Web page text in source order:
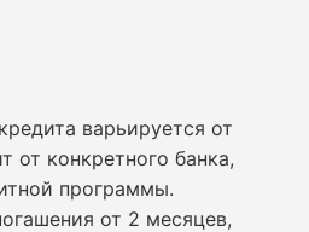
варьируется от
от конкретного банка,
программы.
от 2 месяцев,